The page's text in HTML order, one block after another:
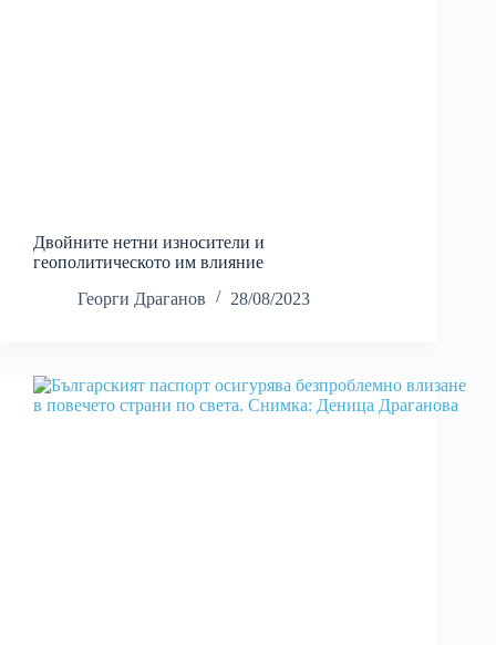
Двойните нетни износители и
геополитическото им влияние
Георги Драганов
28/08/2023